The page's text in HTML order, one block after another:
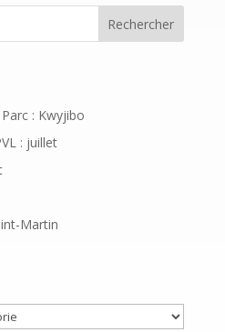
: Kwyjibo
: juillet
Martin